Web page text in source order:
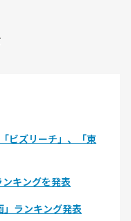
ビズリーチ」、「東
キングを発表
ランキング発表